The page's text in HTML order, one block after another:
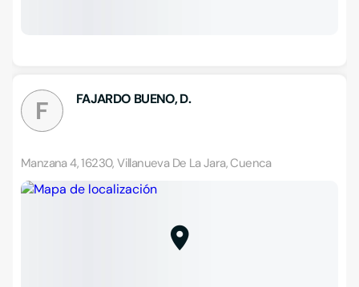
F FAJARDO BUENO, D.
Manzana 4, 16230, Villanueva De La Jara, Cuenca